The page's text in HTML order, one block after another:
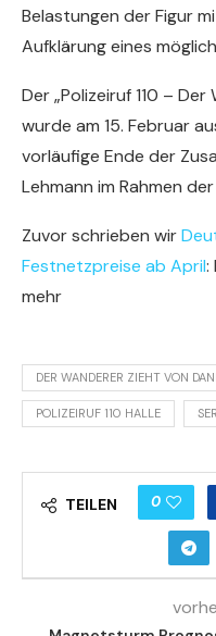
Belastungen der Figur
Aufklärung eines
Der „Polizeiruf 110 –
wurde am 15. Februar
vorläufige Ende der
Lehmann im Rahmen
Zuvor schrieben wir
Festnetzpreise ab April:
mehr
DER WANDERER ZIEHT VON
POLIZEIRUF 110 HALLE
TEILEN 0